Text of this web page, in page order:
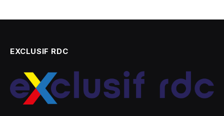
EXCLUSIF RDC